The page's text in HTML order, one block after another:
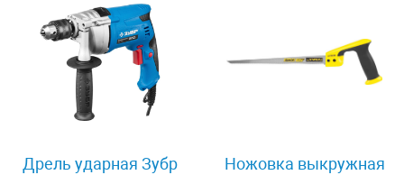
Дрель ударная Зубр
Ножовка выкружная